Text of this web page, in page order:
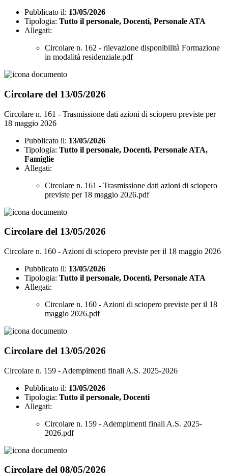
Pubblicato il: 13/05/2026
Tipologia: Tutto il personale, Docenti, Personale ATA
Allegati:
Circolare n. 162 - rilevazione disponibilità Formazione
in modalità residenziale.pdf
Circolare del 13/05/2026
Circolare n. 161 - Trasmissione dati azioni di sciopero previste per
18 maggio 2026
Pubblicato il: 13/05/2026
Tipologia: Tutto il personale, Docenti, Personale ATA,
Famiglie
Allegati:
Circolare n. 161 - Trasmissione dati azioni di sciopero
previste per 18 maggio 2026.pdf
Circolare del 13/05/2026
Circolare n. 160 - Azioni di sciopero previste per il 18 maggio 2026
Pubblicato il: 13/05/2026
Tipologia: Tutto il personale, Docenti, Personale ATA
Allegati:
Circolare n. 160 - Azioni di sciopero previste per il 18
maggio 2026.pdf
Circolare del 13/05/2026
Circolare n. 159 - Adempimenti finali A.S. 2025-2026
Pubblicato il: 13/05/2026
Tipologia: Tutto il personale, Docenti
Allegati:
Circolare n. 159 - Adempimenti finali A.S. 2025-
2026.pdf
Circolare del 08/05/2026